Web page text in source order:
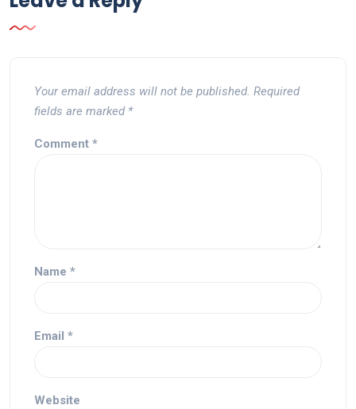
Your email address will not be published. Required
fields are marked *
Comment *
Name *
Email *
Website